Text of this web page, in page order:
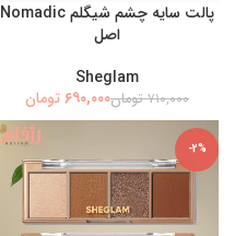
پالت سایه چشم شیگلم Nomadic
اصل
Sheglam
۷۱۰,۰۰۰ تومان۶۹۰,۰۰۰تومان
-2%